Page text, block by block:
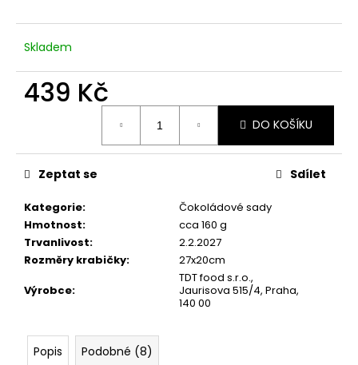
Skladem
439 Kč
DO KOŠÍKU
Kategorie:
Čokoládové sady
Hmotnost:
cca 160 g
Trvanlivost:
2.2.2027
Rozměry krabičky:
27x20cm
Výrobce:
TDT food s.r.o.,
Jaurisova 515/4, Praha,
140 00
Zeptat se Sdílet
Popis Podobné (8)
D
o
č
u
e
m
e